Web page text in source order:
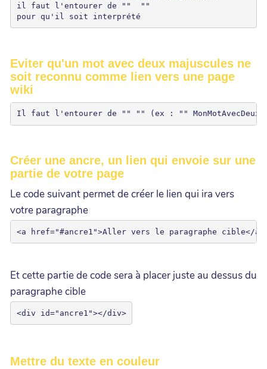
il faut l'entourer de ""
""
pour qu'il soit interprété
Eviter qu'un mot avec deux majuscules ne
soit reconnu comme lien vers une page
wiki
Il faut l'entourer de "" "" (ex : ""
Créer une ancre, un lien qui envoie sur une
partie de votre page
Le code suivant permet de créer le lien qui ira vers
votre paragraphe
Et cette partie de code sera à placer juste au dessus du
paragraphe cible
<div id="ancre1"></div>
Mettre du texte en couleur